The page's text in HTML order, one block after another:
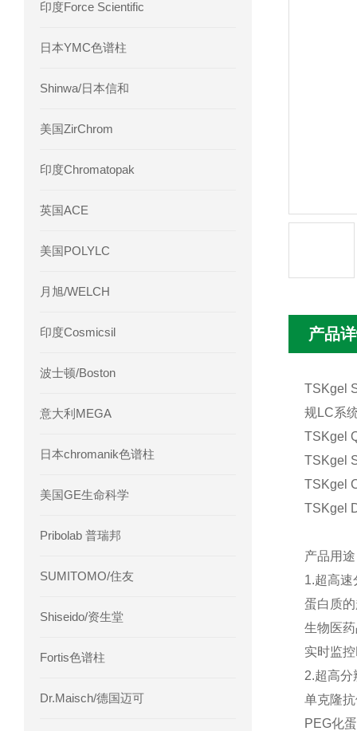
印度Force Scientific
日本YMC色谱柱
Shinwa/日本信和
美国ZirChrom
印度Chromatopak
英国ACE
美国POLYLC
月旭/WELCH
印度Cosmicsil
波士顿/Boston
意大利MEGA
日本chromanik色谱柱
美国GE生命科学
Pribolab 普瑞邦
SUMITOMO/住友
Shiseido/资生堂
Fortis色谱柱
Dr.Maisch/德国迈可
产品
TSKgel
规LC系
TSKgel
TSKgel
TSKgel
TSKgel
产
1.超高速
蛋白质
生物医
实时监
2.超高分
单克隆
PEG化